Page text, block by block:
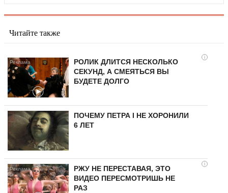
Читайте также
i
РОЛИК ДЛИТСЯ НЕСКОЛЬКО
СЕКУНД, А СМЕЯТЬСЯ ВЫ
БУДЕТЕ ДОЛГО
ПОЧЕМУ ПЕТРА I НЕ ХОРОНИЛИ
6 ЛЕТ
i
РЖУ НЕ ПЕРЕСТАВАЯ, ЭТО
ВИДЕО ПЕРЕСМОТРИШЬ НЕ
РАЗ